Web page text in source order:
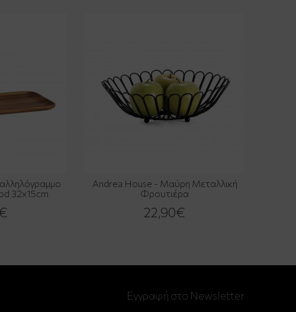
32x15cm
Andrea House - Μαύρη Μεταλλική
Φρουτιέρα
22,90€
Εγγραφή στο Newsletter